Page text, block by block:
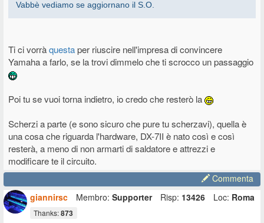
Vabbè vediamo se aggiornano il S.O.
Ti ci vorràquestaper riuscire nell'impresa di convincere
Yamaha a farlo, se la trovi dimmelo che ti scrocco un passaggio
Poi tu se vuoi torna indietro, io credo che resterò la
Scherzi a parte (e sono sicuro che pure tu scherzavi), quella è
una cosa che riguarda l'hardware, DX-7II è nato così e così
resterà, a meno di non armarti di saldatore e attrezzi e
modificare te il circuito.
Commenta
giannirsc
Membro: Supporter Risp: 13426 Loc: Roma
Thanks:873